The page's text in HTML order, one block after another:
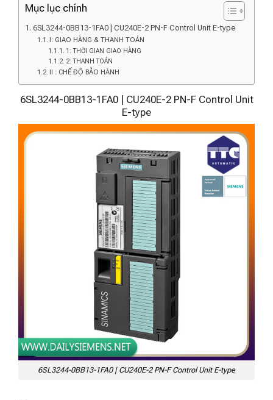
Mục lục chính
6SL3244-0BB13-1FA0 | CU240E-2 PN-F Control Unit E-type
I: GIAO HÀNG & THANH TOÁN
1: THỜI GIAN GIAO HÀNG
2: THANH TOÁN
II : CHẾ ĐỘ BẢO HÀNH
6SL3244-0BB13-1FA0 | CU240E-2 PN-F Control Unit
E-type
6SL3244-0BB13-1FA0 | CU240E-2 PN-F Control Unit E-type